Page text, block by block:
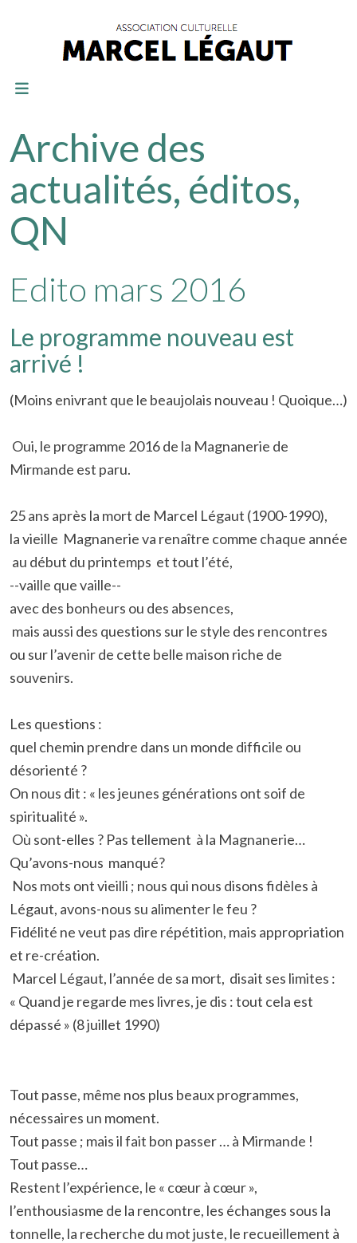
Archive des
actualités, éditos,
QN
Edito mars 2016
Le programme nouveau est
arrivé !
(Moins enivrant que le beaujolais nouveau ! Quoique…)
Oui, le programme 2016 de la Magnanerie de
Mirmande est paru.
25 ans après la mort de Marcel Légaut (1900-1990),
la vieille Magnanerie va renaître comme chaque année
au début du printemps et tout l’été,
--vaille que vaille--
avec des bonheurs ou des absences,
mais aussi des questions sur le style des rencontres
ou sur l’avenir de cette belle maison riche de
souvenirs.
Les questions :
quel chemin prendre dans un monde difficile ou
désorienté ?
On nous dit : « les jeunes générations ont soif de
spiritualité ».
Où sont-elles ? Pas tellement à la Magnanerie…
Qu’avons-nous manqué?
Nos mots ont vieilli ; nous qui nous disons fidèles à
Légaut, avons-nous su alimenter le feu ?
Fidélité ne veut pas dire répétition, mais appropriation
et re-création.
Marcel Légaut, l’année de sa mort, disait ses limites :
« Quand je regarde mes livres, je dis : tout cela est
dépassé » (8 juillet 1990)
Tout passe, même nos plus beaux programmes,
nécessaires un moment.
Tout passe ; mais il fait bon passer … à Mirmande !
Tout passe…
Restent l’expérience, le « cœur à cœur »,
l’enthousiasme de la rencontre, les échanges sous la
tonnelle, la recherche du mot juste, le recueillement à